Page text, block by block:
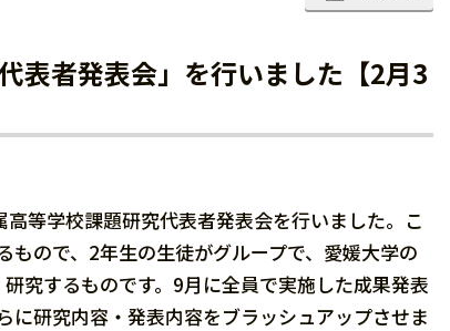
表者発表会」を行いました【2月3
等学校課題研究代表者発表会を行いました。こ
ので、2年生の生徒がグループで、愛媛大学の
究するものです。9月に全員で実施した成果発表
研究内容・発表内容をブラッシュアップさせま